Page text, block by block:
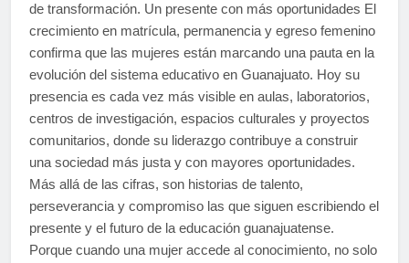
de transformación. Un presente con más oportunidades El
crecimiento en matrícula, permanencia y egreso femenino
confirma que las mujeres están marcando una pauta en la
evolución del sistema educativo en Guanajuato. Hoy su
presencia es cada vez más visible en aulas, laboratorios,
centros de investigación, espacios culturales y proyectos
comunitarios, donde su liderazgo contribuye a construir
una sociedad más justa y con mayores oportunidades.
Más allá de las cifras, son historias de talento,
perseverancia y compromiso las que siguen escribiendo el
presente y el futuro de la educación guanajuatense.
Porque cuando una mujer accede al conocimiento, no solo